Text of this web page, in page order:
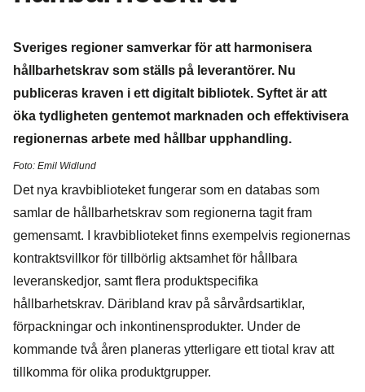
Sveriges regioner samverkar för att harmonisera
hållbarhetskrav som ställs på leverantörer. Nu
publiceras kraven i ett digitalt bibliotek. Syftet är att
öka tydligheten gentemot marknaden och effektivisera
regionernas arbete med hållbar upphandling.
Foto: Emil Widlund
Det nya kravbiblioteket fungerar som en databas som
samlar de hållbarhetskrav som regionerna tagit fram
gemensamt. I kravbiblioteket finns exempelvis regionernas
kontraktsvillkor för tillbörlig aktsamhet för hållbara
leveranskedjor, samt flera produktspecifika
hållbarhetskrav. Däribland krav på sårvårdsartiklar,
förpackningar och inkontinensprodukter. Under de
kommande två åren planeras ytterligare ett tiotal krav att
tillkomma för olika produktgrupper.